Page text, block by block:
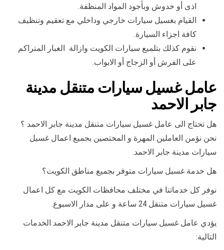
اذى أو خدوش وبأجود المواد المنظفة.
القيام بغسيل سيارات خارجي وداخلي مع تعقيم وتنظيف
كافة اجزاء السيارة.
نقوم كذلك بتلميع سيارات الكويت وازالة الغبار المتراكم
على الفرش أو الزجاج أو الابواب.
عامل غسيل سيارات متنقل مدينة
جابر الاحمد
هل تحتاج الى عامل غسيل سيارات متنقل مدينة جابر الاحمد ؟
نحن نؤمن العاملين المهرة و المختصين بجميع اعمال غسيل
سيارات مدينة جابر الاحمد.
هل خدمة غسيل سيارات متوفر بجميع مناطق الكويت؟
نوفر كل خدماتنا في مختلف محافظات الكويت مع كل اعمال
غسيل سيارات متنقل 24 ساعة و على مدار الاسبوع.
يؤدي عامل غسيل سيارات متنقل مدينة جابر الاحمد الخدمات
التالية: